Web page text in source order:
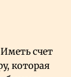
счет
которая